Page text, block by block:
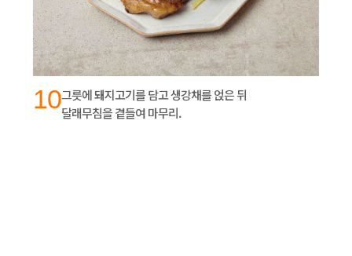
10그릇에 돼지고기를 담고 생강채를 얹은 뒤
달래무침을 곁들여 마무리.